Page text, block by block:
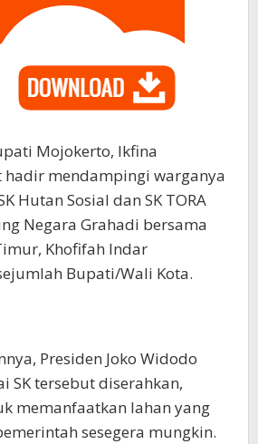
Mojokerto, Ikfina
mendampingi warganya
Hutan Sosial dan SK TORA
Negara Grahadi bersama
Khofifah Indar
Bupati/Wali Kota.
Presiden Joko Widodo
SK tersebut diserahkan,
memanfaatkan lahan yang
sesegera mungkin.